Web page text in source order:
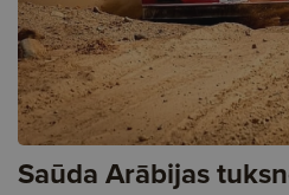
Saūda Arābijas